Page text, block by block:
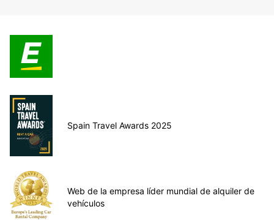
Spain Travel Awards 2025
Web de la empresa líder mundial de alquiler de
vehículos